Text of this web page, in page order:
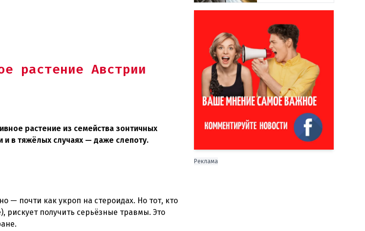
растение Австрии
растение из семейства зонтичных
в тяжёлых случаях — даже слепоту.
— почти как укроп на стероидах. Но тот, кто
рискует получить серьёзные травмы. Это
Реклама